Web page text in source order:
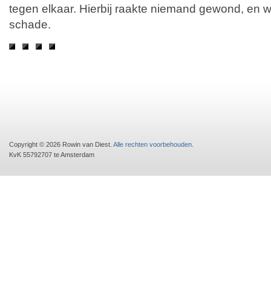
tegen elkaar. Hierbij raakte niemand gewond, en
schade.
Copyright © 2026 Rowin van Diest. Alle rechten voorbehouden
KvK 55792707 te Amsterdam